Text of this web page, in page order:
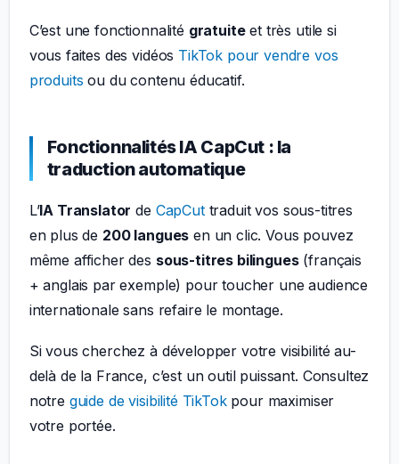
C’est une fonctionnalité gratuiteet très utile si
vous faites des vidéos TikTok pour vendre vos
produits ou du contenu éducatif.
Fonctionnalités IA CapCut : la
traduction automatique
L’IA Translator de CapCuttraduit vos sous-titres
en plus de 200 langues en un clic. Vous pouvez
même afficher des sous-titres bilingues(français
+ anglais par exemple) pour toucher une audience
internationale sans refaire le montage.
Si vous cherchez à développer votre visibilité au-
delà de la France, c’est un outil puissant. Consultez
notre guide de visibilité TikTokpour maximiser
votre portée.